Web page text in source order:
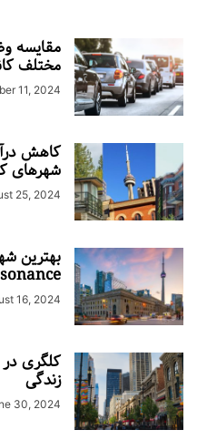
مقایسه
مختلف
11, 2024
کاهش
شهرهای
25, 2024
بهترین
16, 2024
کلگری در
زندگی
30, 2024